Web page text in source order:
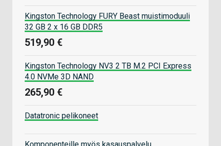
Kingston Technology FURY Beast muistimoduuli
32 GB 2 x 16 GB DDR5
519,90 €
Kingston Technology NV3 2 TB M.2 PCI Express
4.0 NVMe 3D NAND
265,90 €
Datatronic pelikoneet